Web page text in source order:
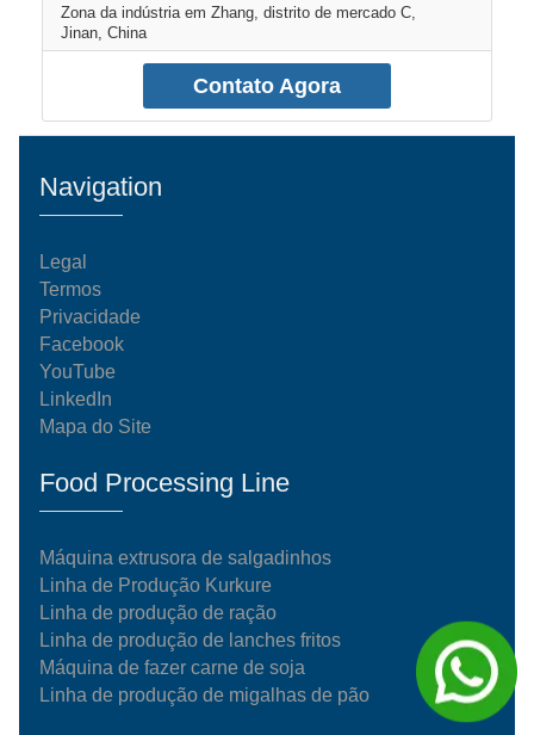
Zona da indústria em Zhang, distrito de mercado C,
Jinan, China
Contato Agora
Navigation
Legal
Termos
Privacidade
Facebook
YouTube
LinkedIn
Mapa do Site
Food Processing Line
Máquina extrusora de salgadinhos
Linha de Produção Kurkure
Linha de produção de ração
Linha de produção de lanches fritos
Máquina de fazer carne de soja
Linha de produção de migalhas de pão